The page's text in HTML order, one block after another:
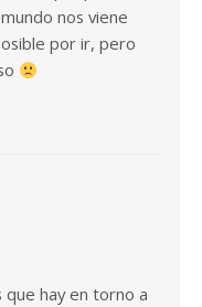
nos viene
por ir, pero
que hay en torno a